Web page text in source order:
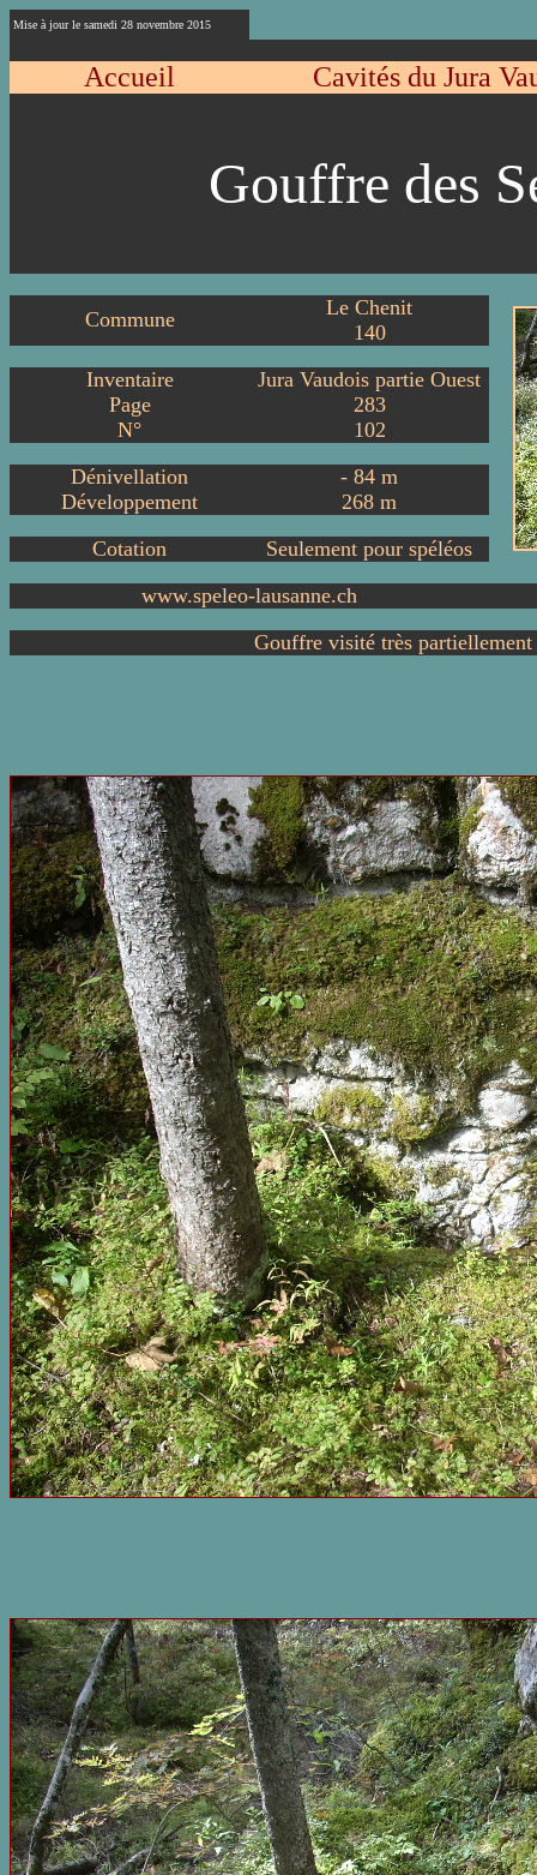
Mise à jour le samedi 28 novembre 2015
Accueil Cavités du Jura
Gouffre des
Commune
Le Chenit
140
Inventaire
Jura Vaudois partie Ouest
Page
283
N°
102
Dénivellation
- 84 m
Développement
268 m
Cotation
Seulement pour spéléos
www.speleo-lausanne.ch
Gouffre visité très partiellement